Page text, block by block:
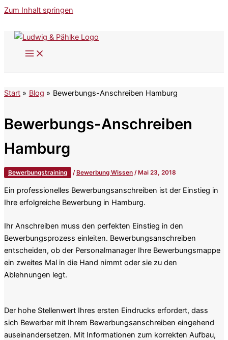
Zum Inhalt springen
Start Blog Bewerbungs-Anschreiben Hamburg
Bewerbungs-Anschreiben
Hamburg
Bewerbungstraining /Bewerbung Wissen /Mai 23, 2018
Ein professionelles Bewerbungsanschreiben ist der Einstieg in
Ihre erfolgreiche Bewerbung in Hamburg.
Ihr Anschreiben muss den perfekten Einstieg in den
Bewerbungsprozess einleiten. Bewerbungsanschreiben
entscheiden, ob der Personalmanager Ihre Bewerbungsmappe
ein zweites Mal in die Hand nimmt oder sie zu den
Ablehnungen legt.
Der hohe Stellenwert Ihres ersten Eindrucks erfordert, dass
sich Bewerber mit Ihrem Bewerbungsanschreiben eingehend
auseinandersetzen. Mit Informationen zum korrekten Aufbau,